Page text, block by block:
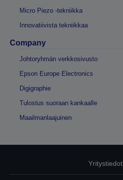
Micro Piezo -tekniikka
Innovatiivista tekniikkaa
Company
Johtoryhmän verkkosivusto
Epson Europe Electronics
Digigraphie
Tulostus suoraan kankaalle
Maailmanlaajuinen
Yritystiedot